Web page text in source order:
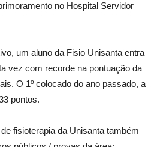
no Hospital Servidor
um aluno da Fisio Unisanta entra
vez com recorde na pontuação da
O 1º colocado do ano passado, a
pontos.
fisioterapia da Unisanta também